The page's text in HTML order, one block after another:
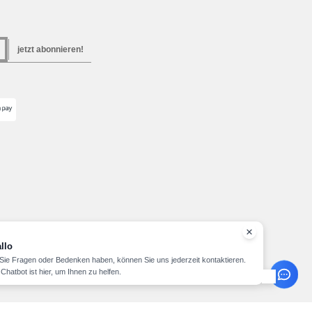
jetzt abonnieren!
Fragen oder Bedenken haben, können Sie uns jederzeit kontaktieren.
ist hier, um Ihnen zu helfen.